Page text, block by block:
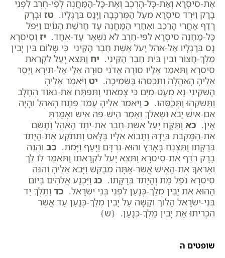
אֶת-סִיסְרָא וְאֶת-כָּל-הָרֶכֶב וְאֶת-כָּל-הַמַּחֲנֶה לְפִי-חֶרֶב לִפְנֵי
בָרָק וַיֵּרֶד סִיסְרָא מֵעַל הַמֶּרְכָּבָה וַיָּנָס בְּרַגְלָיו. טז וּבָרָק
רָדַף אַחֲרֵי הָרֶכֶב וְאַחֲרֵי הַמַּחֲנֶה עַד חֲרֹשֶׁת הַגּוֹיִם וַיִּפֹּל
כָּל-מַחֲנֵה סִיסְרָא לְפִי-חֶרֶב לֹא נִשְׁאַר עַד-אֶחָד. יז וְסִיסְרָא
נָס בְּרַגְלָיו אֶל-אֹהֶל יָעֵל אֵשֶׁת חֶבֶר הַקֵּינִי כִּי שָׁלוֹם בֵּין יָבִין
מֶלֶךְ-חָצוֹר וּבֵין בֵּית חֶבֶר הַקֵּינִי. יח וַתֵּצֵא יָעֵל לִקְרַאת
סִיסְרָא וַתֹּאמֶר אֵלָיו סוּרָה אֲדֹנִי סוּרָה אֵלַי אַל-תִּירָא וַיָּסַר
אֵלֶיהָ הָאֹהֱלָה וַתְּכַסֵּהוּ בַּשְּׂמִיכָה. יט וַיֹּאמֶר אֵלֶיהָ
הַשְׁקִינִי-נָא מְעַט-מַיִם כִּי צָמֵאתִי וַתִּפְתַּח אֶת-נֹאוד הֶחָלָב
וַתַּשְׁקֵהוּ וַתְּכַסֵּהוּ. כ וַיֹּאמֶר אֵלֶיהָ עֲמֹד פֶּתַח הָאֹהֶל וְהָיָה
אִם-אִישׁ יָבֹא וּשְׁאֵלֵךְ וְאָמַר הֲיֵשׁ-פֹּה אִישׁ וְאָמַרְתְּ
אָיִן. כא וַתִּקַּח יָעֵל אֵשֶׁת-חֶבֶר אֶת-יְתַד הָאֹהֶל וַתָּשֶׂם
אֶת-הַמַּקֶּבֶת בְּיָדָהּ וַתָּבוֹא אֵלָיו בַּלָּאט וַתִּתְקַע אֶת-הַיָּתֵד
בְּרַקָּתוֹ וַתִּצְנַח בָּאָרֶץ וְהוּא-נִרְדָּם וַיָּעַף וַיָּמֹת. כב וְהִנֵּה
בָרָק רֹדֵף אֶת-סִיסְרָא וַתֵּצֵא יָעֵל לִקְרָאתוֹ וַתֹּאמֶר לוֹ לֵךְ
וְאַרְאֶךָּ אֶת-הָאִישׁ אֲשֶׁר-אַתָּה מְבַקֵּשׁ וַיָּבֹא אֵלֶיהָ וְהִנֵּה
סִיסְרָא נֹפֵל מֵת וְהַיָּתֵד בְּרַקָּתוֹ. כג וַיַּכְנַע אֱלֹהִים בַּיּוֹם
הַהוּא אֵת יָבִין מֶלֶךְ-כְּנָעַן לִפְנֵי בְּנֵי יִשְׂרָאֵל. כד וַתֵּלֶךְ יַד
בְּנֵי-יִשְׂרָאֵל הָלוֹךְ וְקָשָׁה עַל יָבִין מֶלֶךְ-כְּנָעַן עַד אֲשֶׁר
הִכְרִיתוּ אֵת יָבִין מֶלֶךְ-כְּנָעַן. {ש}
שופטים ה